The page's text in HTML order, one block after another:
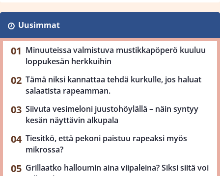
Uusimmat
Minuuteissa valmistuva mustikkapöperö kuuluu
loppukesän herkkuihin
Tämä niksi kannattaa tehdä kurkulle, jos haluat
salaatista rapeamman.
Siivuta vesimeloni juustohöylällä – näin syntyy
kesän näyttävin alkupala
Tiesitkö, että pekoni paistuu rapeaksi myös
mikrossa?
Grillaatko halloumin aina viipaleina? Siksi siitä voi